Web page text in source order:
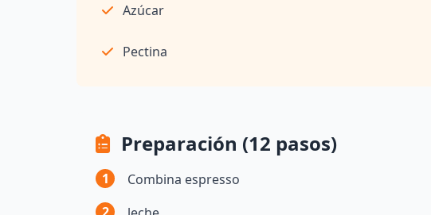
Azúcar
Pectina
Preparación (12 pasos)
1
Combina espresso